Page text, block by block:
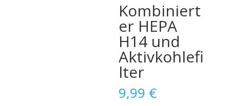
Kombiniert
er HEPA
H14 und
Aktivkohlefi
lter
9,99 €